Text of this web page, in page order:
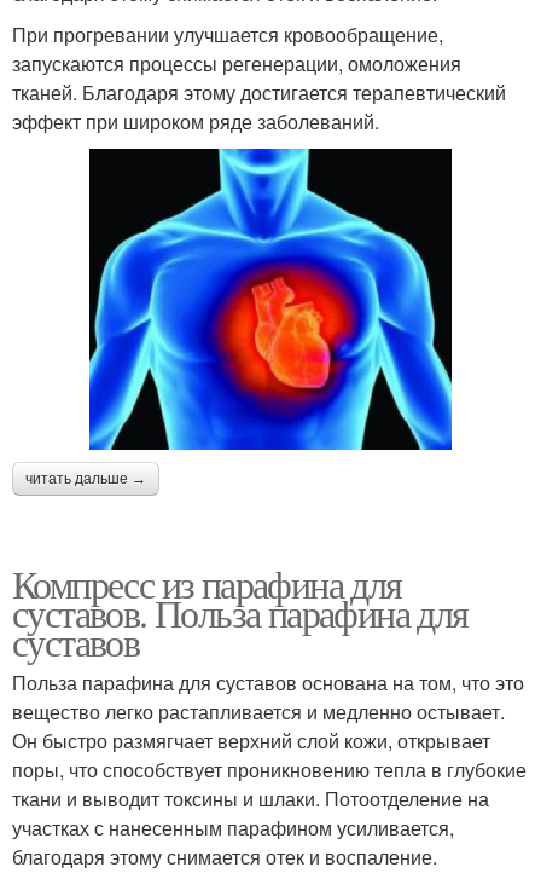
При прогревании улучшается кровообращение,
запускаются процессы регенерации, омоложения
тканей. Благодаря этому достигается терапевтический
эффект при широком ряде заболеваний.
читать дальше →
Компресс из парафина для
суставов. Польза парафина для
суставов
Польза парафина для суставов основана на том, что это
вещество легко растапливается и медленно остывает.
Он быстро размягчает верхний слой кожи, открывает
поры, что способствует проникновению тепла в глубокие
ткани и выводит токсины и шлаки. Потоотделение на
участках с нанесенным парафином усиливается,
благодаря этому снимается отек и воспаление.